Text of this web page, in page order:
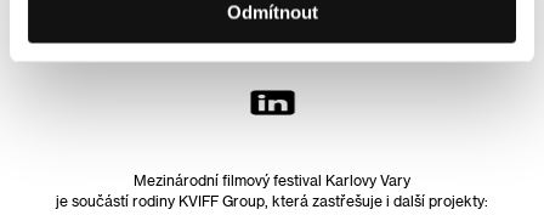
Odmítnout
Mezinárodní filmový festival Karlovy Vary
je součástí rodiny KVIFF Group, která zastřešuje i další projekty: